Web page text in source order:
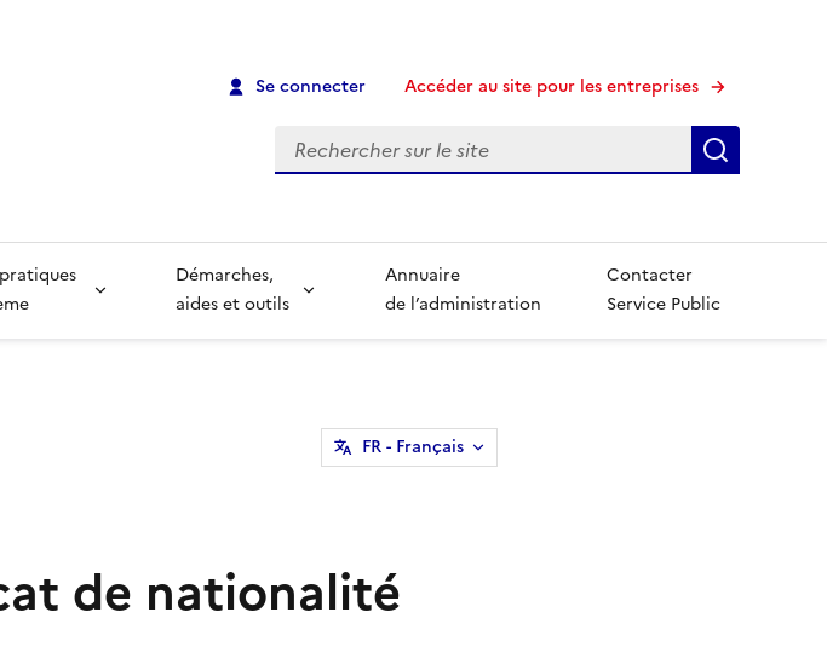
Se connecter Accéder au site pour les entreprises
Recherche
Démarches,
aides et outils
Annuaire
de l’administration
Contacter
Service Public
FR- Français
de nationalité